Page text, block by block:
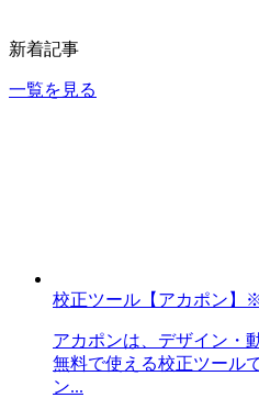
新着記事
一覧を見る
校正ツール【アカポン】
アカポンは、デザイン・
無料で使える校正ツール
ン...